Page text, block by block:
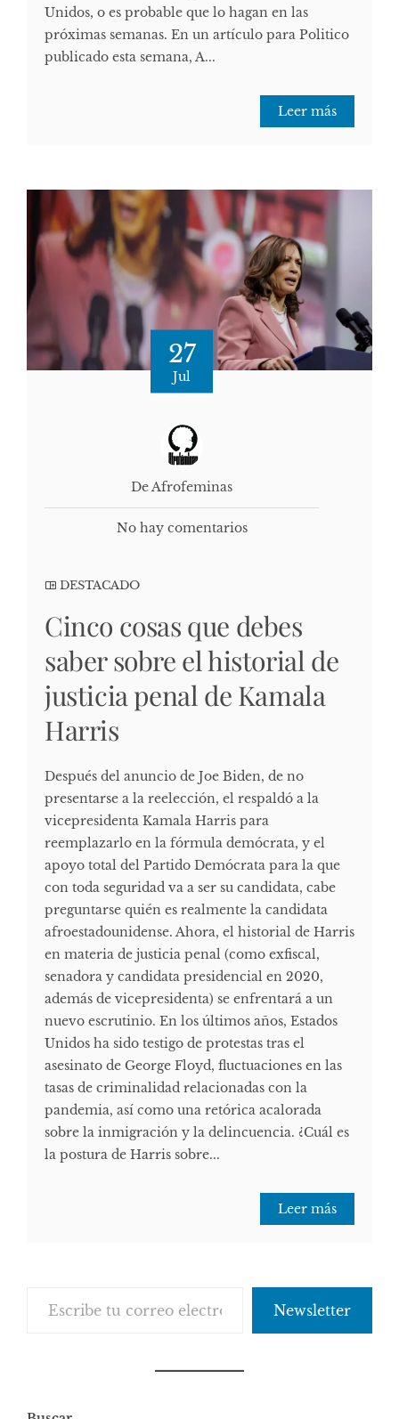
Unidos, o es probable que lo hagan en las
próximas semanas. En un artículo para Politico
publicado esta semana, A...
Leer más
27
Jul
De Afrofeminas
No hay comentarios
DESTACADO
Cinco cosas que debes
saber sobre el historial de
justicia penal de Kamala
Harris
Después del anuncio de Joe Biden, de no
presentarse a la reelección, el respaldó a la
vicepresidenta Kamala Harris para
reemplazarlo en la fórmula demócrata, y el
apoyo total del Partido Demócrata para la que
con toda seguridad va a ser su candidata, cabe
preguntarse quién es realmente la candidata
afroestadounidense. Ahora, el historial de Harris
en materia de justicia penal (como exfiscal,
senadora y candidata presidencial en 2020,
además de vicepresidenta) se enfrentará a un
nuevo escrutinio. En los últimos años, Estados
Unidos ha sido testigo de protestas tras el
asesinato de George Floyd, fluctuaciones en las
tasas de criminalidad relacionadas con la
pandemia, así como una retórica acalorada
sobre la inmigración y la delincuencia. ¿Cuál es
la postura de Harris sobre...
Leer más
Newsletter